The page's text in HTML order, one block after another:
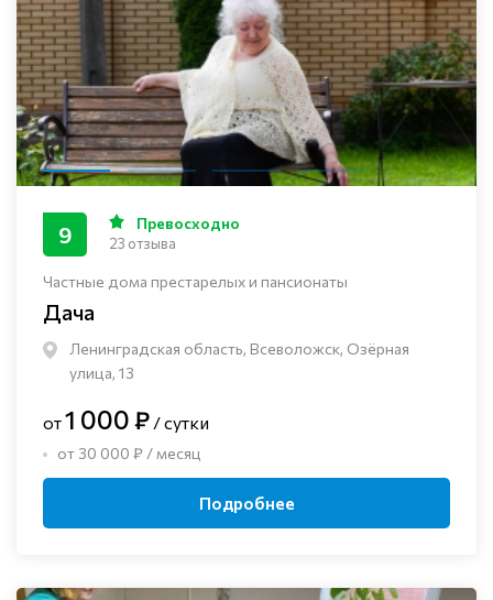
Частные дома престарелых и пансионаты
Дача
Ленинградская область, Всеволожск, Озёрная
улица, 13
9 Превосходно
23 отзыва
от1 000 ₽ / сутки
от 30 000 ₽ / месяц
Подробнее